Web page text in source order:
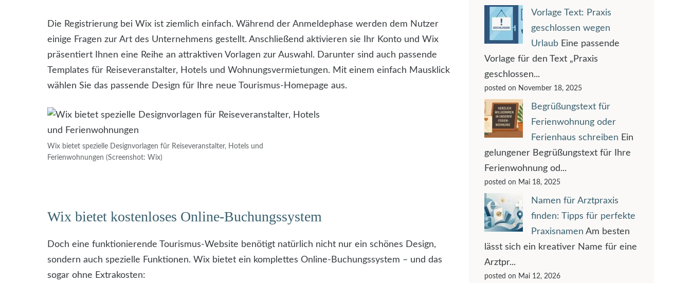
Die Registrierung bei Wix ist ziemlich einfach. Während der Anmeldephase werden dem Nutzer
einige Fragen zur Art des Unternehmens gestellt. Anschließend aktivieren sie Ihr Konto und Wix
präsentiert Ihnen eine Reihe an attraktiven Vorlagen zur Auswahl. Darunter sind auch passende
Templates für Reiseveranstalter, Hotels und Wohnungsvermietungen. Mit einem einfach Mausklick
wählen Sie das passende Design für Ihre neue Tourismus-Homepage aus.
Wix bietet spezielle Designvorlagen für Reiseveranstalter, Hotels und
Ferienwohnungen (Screenshot: Wix)
Wix bietet kostenloses Online-Buchungssystem
Doch eine funktionierende Tourismus-Website benötigt natürlich nicht nur ein schönes Design,
sondern auch spezielle Funktionen. Wix bietet ein komplettes Online-Buchungssystem – und das
sogar ohne Extrakosten:
Vorlage Text: Praxis
geschlossen wegen
Urlaub Eine passende
Vorlage für den Text „Praxis
geschlossen...
posted on November 18, 2025
Begrüßungstext für
Ferienwohnung oder
Ferienhaus schreiben Ein
gelungener Begrüßungstext für Ihre
Ferienwohnung od...
posted on Mai 18, 2025
Namen für Arztpraxis
finden: Tipps für perfekte
Praxisnamen Am besten
lässt sich ein kreativer Name für eine
Arztpr...
posted on Mai 12, 2026